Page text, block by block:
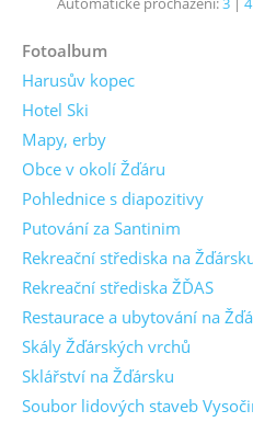
Fotoalbum
Harusův kopec
Hotel Ski
Mapy, erby
Obce v okolí Žďáru
Pohlednice s diapozitivy
Putování za Santinim
Rekreační střediska na
Rekreační střediska ŽĎAS
Restaurace a ubytování na
Skály Žďárských vrchů
Sklářství na Žďársku
Soubor lidových staveb